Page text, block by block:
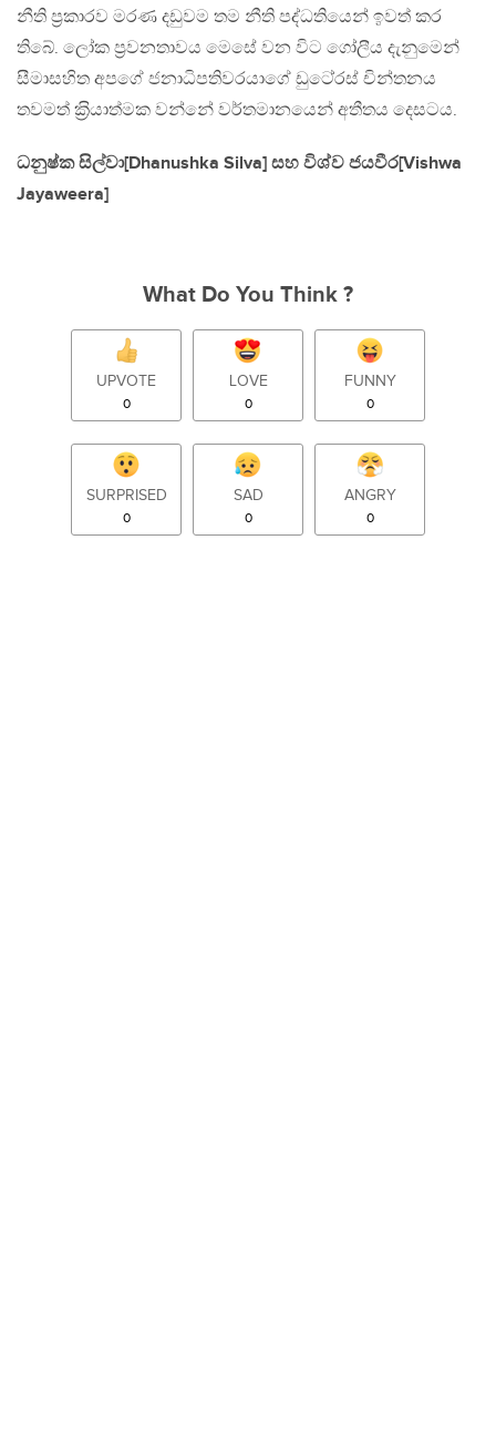
නීති ප‍්‍රකාරව මරණ දඩුවම තම නීති පද්ධතියෙන් ඉවත් කර
තිබේ. ලෝක ප‍්‍රවනතාවය මෙසේ වන විට ගෝලීය දැනුමෙන්
සීමාසහිත අපගේ ජනාධිපතිවරයාගේ ඩුටෙ‍්‍රස් චින්තනය
තවමත් ක‍්‍රියාත්මක වන්නේ වර්තමානයෙන් අතීතය දෙසටය.
ධනුෂ්ක සිල්වා[Dhanushka Silva] සහ විශ්ව ජයවීර[Vishwa
Jayaweera]
What Do You Think ?
UPVOTE
0
LOVE
0
FUNNY
0
SURPRISED
0
SAD
0
ANGRY
0